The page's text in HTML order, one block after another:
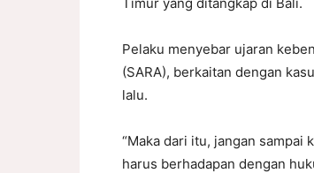
Pelaku menyebar ujaran
(SARA), berkaitan dengan
lalu.
“Maka dari itu, jangan
harus berhadapan dengan